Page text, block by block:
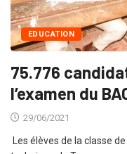
EDUCATION
75.776
l’examen du
29/06/2021
Les élèves de la classe